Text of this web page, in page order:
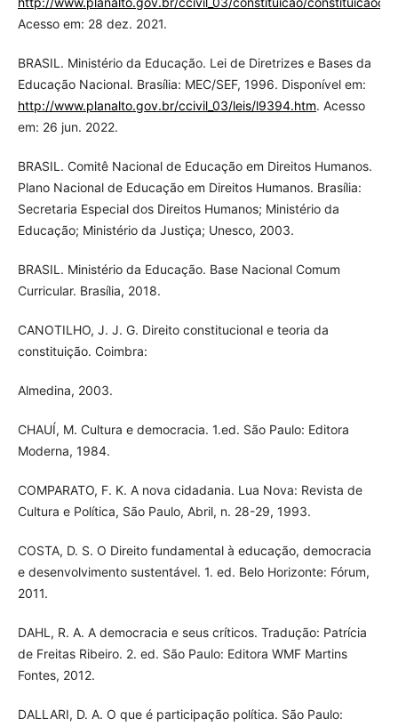
Acesso em: 28 dez. 2021.
BRASIL. Ministério da Educação. Lei de Diretrizes e Bases da
Educação Nacional. Brasília: MEC/SEF, 1996. Disponível em:
http://www.planalto.gov.br/ccivil_03/leis/l9394.htm. Acesso
em: 26 jun. 2022.
BRASIL. Comitê Nacional de Educação em Direitos Humanos.
Plano Nacional de Educação em Direitos Humanos. Brasília:
Secretaria Especial dos Direitos Humanos; Ministério da
Educação; Ministério da Justiça; Unesco, 2003.
BRASIL. Ministério da Educação. Base Nacional Comum
Curricular. Brasília, 2018.
CANOTILHO, J. J. G. Direito constitucional e teoria da
constituição. Coimbra:
Almedina, 2003.
CHAUÍ, M. Cultura e democracia. 1.ed. São Paulo: Editora
Moderna, 1984.
COMPARATO, F. K. A nova cidadania. Lua Nova: Revista de
Cultura e Política, São Paulo, Abril, n. 28-29, 1993.
COSTA, D. S. O Direito fundamental à educação, democracia
e desenvolvimento sustentável. 1. ed. Belo Horizonte: Fórum,
2011.
DAHL, R. A. A democracia e seus críticos. Tradução: Patrícia
de Freitas Ribeiro. 2. ed. São Paulo: Editora WMF Martins
Fontes, 2012.
DALLARI, D. A. O que é participação política. São Paulo: